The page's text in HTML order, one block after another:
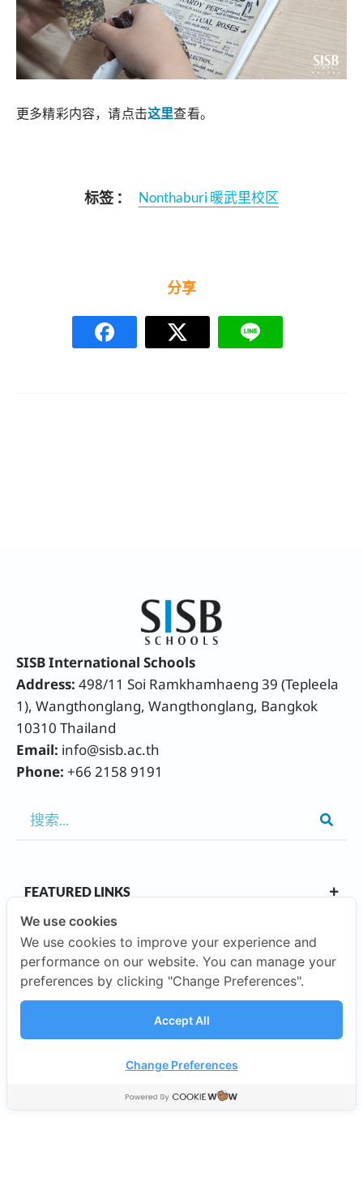
更多精彩内容，请点击这里查看。
标签 ： Nonthaburi 暖武里校区
分享
SISB International Schools
Address:498/11 Soi Ramkhamhaeng 39 (Tepleela
1), Wangthonglang, Wangthonglang, Bangkok
10310 Thailand
Email: info@sisb.ac.th
Phone: +66 2158 9191
FEATURED LINKS
OUR CAMPUSES
We use cookies
We use cookies to improve your experience and
performance on our website. You can manage your
preferences by clicking "Change Preferences".
Accept All
Change Preferences